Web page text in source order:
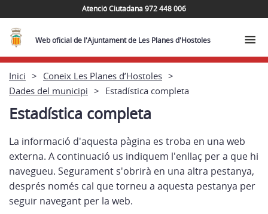
Atenció Ciutadana 972 448 006
Web oficial de l'Ajuntament de Les Planes d'Hostoles
Inici
Coneix Les Planes d’Hostoles
Dades del municipi
Estadística completa
Estadística completa
La informació d'aquesta pàgina es troba en una web
externa. A continuació us indiquem l'enllaç per a que hi
navegueu. Segurament s'obrirà en una altra pestanya,
després només cal que torneu a aquesta pestanya per
seguir navegant per la web.